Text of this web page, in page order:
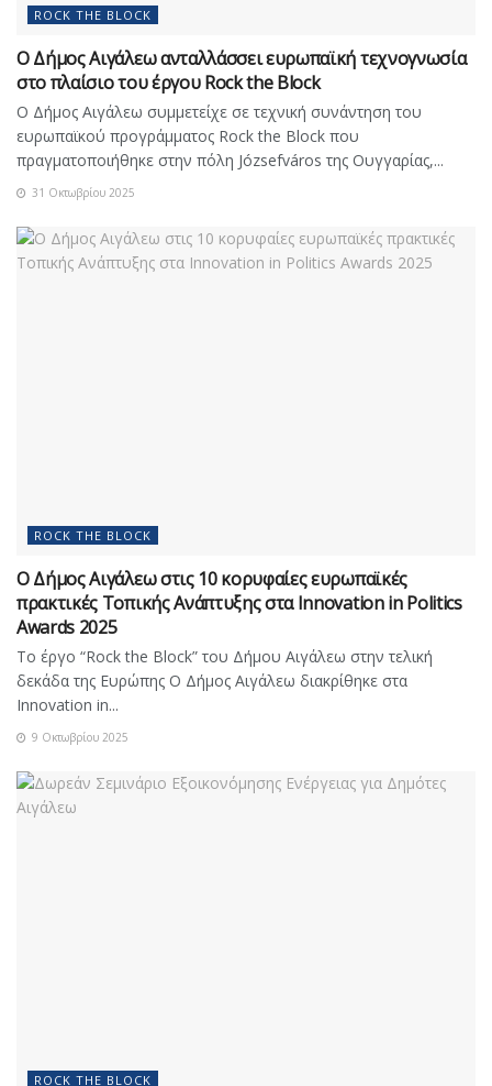
ROCK THE BLOCK
Ο Δήμος Αιγάλεω ανταλλάσσει ευρωπαϊκή τεχνογνωσία
στο πλαίσιο του έργου Rock the Block
Ο Δήμος Αιγάλεω συμμετείχε σε τεχνική συνάντηση του
ευρωπαϊκού προγράμματος Rock the Block που
πραγματοποιήθηκε στην πόλη Józsefváros της Ουγγαρίας,...
31 Οκτωβρίου 2025
ROCK THE BLOCK
Ο Δήμος Αιγάλεω στις 10 κορυφαίες ευρωπαϊκές
πρακτικές Τοπικής Ανάπτυξης στα Innovation in Politics
Awards 2025
Το έργο “Rock the Block” του Δήμου Αιγάλεω στην τελική
δεκάδα της Ευρώπης Ο Δήμος Αιγάλεω διακρίθηκε στα
Innovation in...
9 Οκτωβρίου 2025
ROCK THE BLOCK